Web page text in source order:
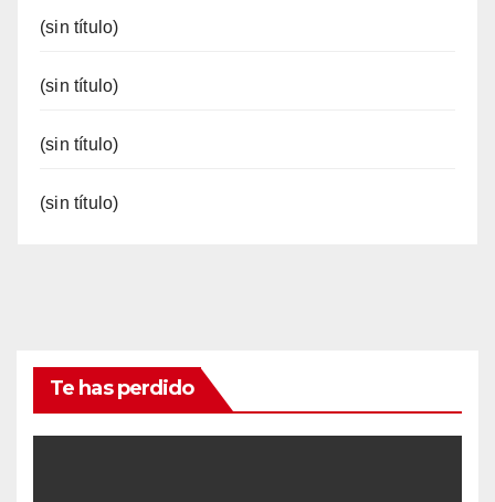
(sin título)
(sin título)
(sin título)
(sin título)
Te has perdido